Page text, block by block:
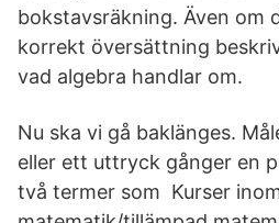
bokstavsräkning. Även om
korrekt översättning
vad algebra handlar om.
Nu ska vi gå baklänges.
eller ett uttryck gånger en
två termer som Kurser